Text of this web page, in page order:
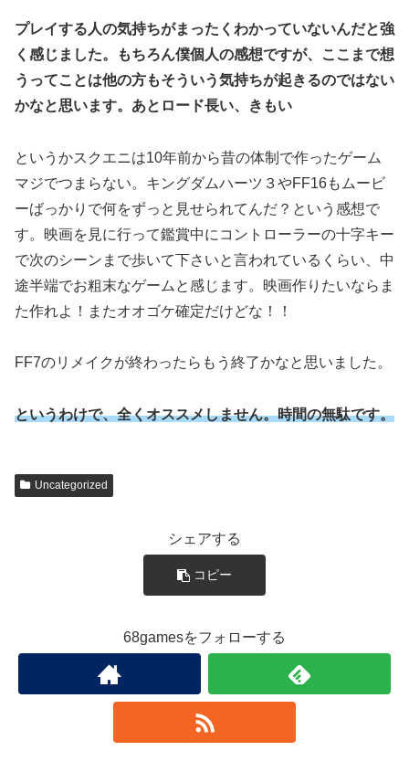
プレイする人の気持ちがまったくわかっていないんだと強
く感じました。もちろん僕個人の感想ですが、ここまで想
うってことは他の方もそういう気持ちが起きるのではない
かなと思います。あとロード長い、きもい
というかスクエニは10年前から昔の体制で作ったゲーム
マジでつまらない。キングダムハーツ３やFF16もムービ
ーばっかりで何をずっと見せられてんだ？という感想で
す。映画を見に行って鑑賞中にコントローラーの十字キー
で次のシーンまで歩いて下さいと言われているくらい、中
途半端でお粗末なゲームと感じます。映画作りたいならま
た作れよ！またオオゴケ確定だけどな！！
FF7のリメイクが終わったらもう終了かなと思いました。
というわけで、全くオススメしません。時間の無駄です。
Uncategorized
シェアする
コピー
68gamesをフォローする